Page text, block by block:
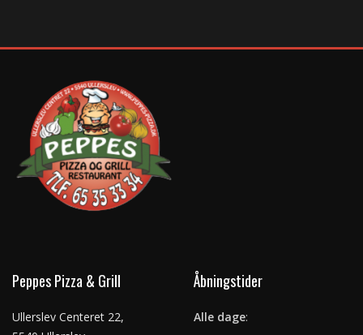
Peppes Pizza & Grill
Ullerslev Centeret 22,
Åbningstider
Alle dage: